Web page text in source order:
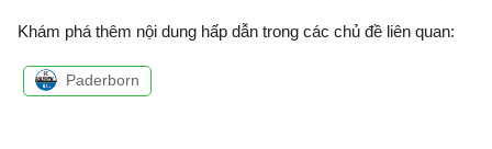
Khám phá thêm nội dung hấp dẫn trong các chủ đề liên quan:
Paderborn